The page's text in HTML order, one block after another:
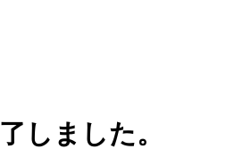
しました。